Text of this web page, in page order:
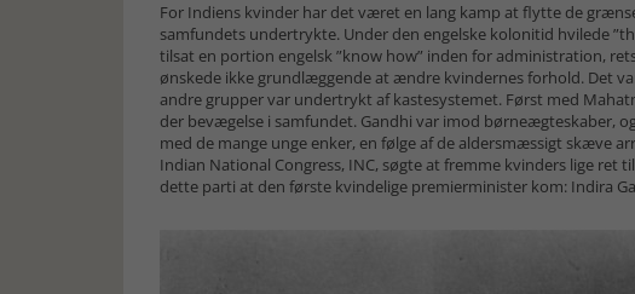
For Indiens kvinder har det været en lang kamp at flytte de
samfundets undertrykte. Under den engelske kolonitid hvilede
tilsat en portion engelsk ”know how” inden for administration,
ønskede ikke grundlæggende at ændre kvindernes forhold. Det
andre grupper var undertrykt af kastesystemet. Først med
der bevægelse i samfundet. Gandhi var imod børneægteskaber,
med de mange unge enker, en følge af de aldersmæssigt skæve
Indian National Congress, INC, søgte at fremme kvinders lige ret
dette parti at den første kvindelige premierminister kom: Indira